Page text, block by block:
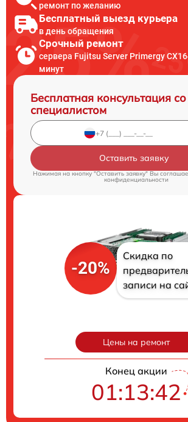
ремонт по желанию
Бесплатный выезд курьера
в день обращения
Срочный ремонт
сервера Fujitsu Server Primergy
минут
Бесплатная консультация со
специалистом
Оставить заявку
Нажимая на кнопку "Оставить заявку" Вы
конфиденциальности
-20%
Скидка по
записи на
Цены на ремонт
Конец акции
01:13:41